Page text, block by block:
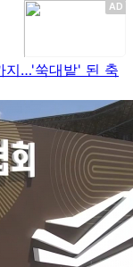
지…'쑥대밭' 된 축